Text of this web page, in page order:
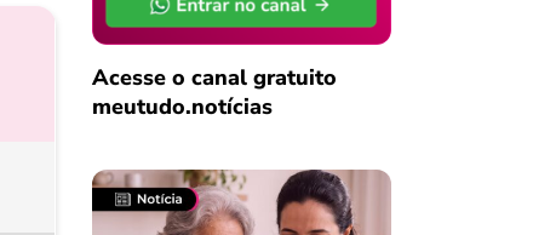
Acesse o canal gratuito
meutudo.notícias